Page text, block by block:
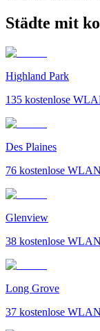
Städte mit
Highland Park
135 kostenlose
Des Plaines
76 kostenlose WLAN
Glenview
38 kostenlose WLAN
Long Grove
37 kostenlose WLAN